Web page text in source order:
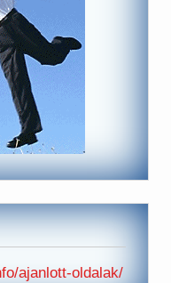
ajanlott-oldalak/